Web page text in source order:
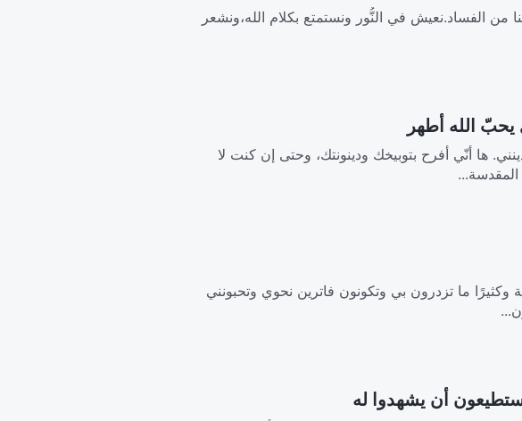
من الفساد.نعيش في النُّور ونستمتع بكلام الله،ونشعر
ها أنّي أفرح بتوبيخك ودينونتك، وحتى إن كنت لا
وكثيرًا ما تزدرون بي وتكونون فاترين نحوي وتحبونني